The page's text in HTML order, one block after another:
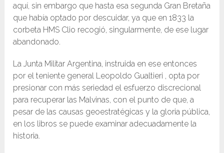
aquí, sin embargo que hasta esa segunda Gran Bretaña
que había optado por descuidar, ya que en 1833 la
corbeta HMS Clio recogió, singularmente, de ese lugar
abandonado.
La Junta Militar Argentina, instruida en ese entonces
por el teniente general Leopoldo Gualtieri , opta por
presionar con más seriedad el esfuerzo discrecional
para recuperar las Malvinas, con el punto de que, a
pesar de las causas geoestratégicas y la gloria pública,
en los libros se puede examinar adecuadamente la
historia.